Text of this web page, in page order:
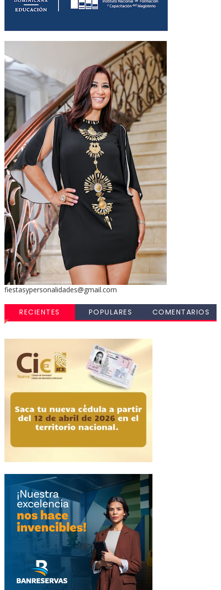
fiestasypersonalidades@gmail.com
RECIENTES POPULARES COMENTARIOS